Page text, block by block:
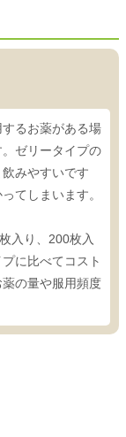
るお薬がある場
ゼリータイプの
みやすいです
てしまいます。
入り、200枚入
に比べてコスト
の量や服用頻度